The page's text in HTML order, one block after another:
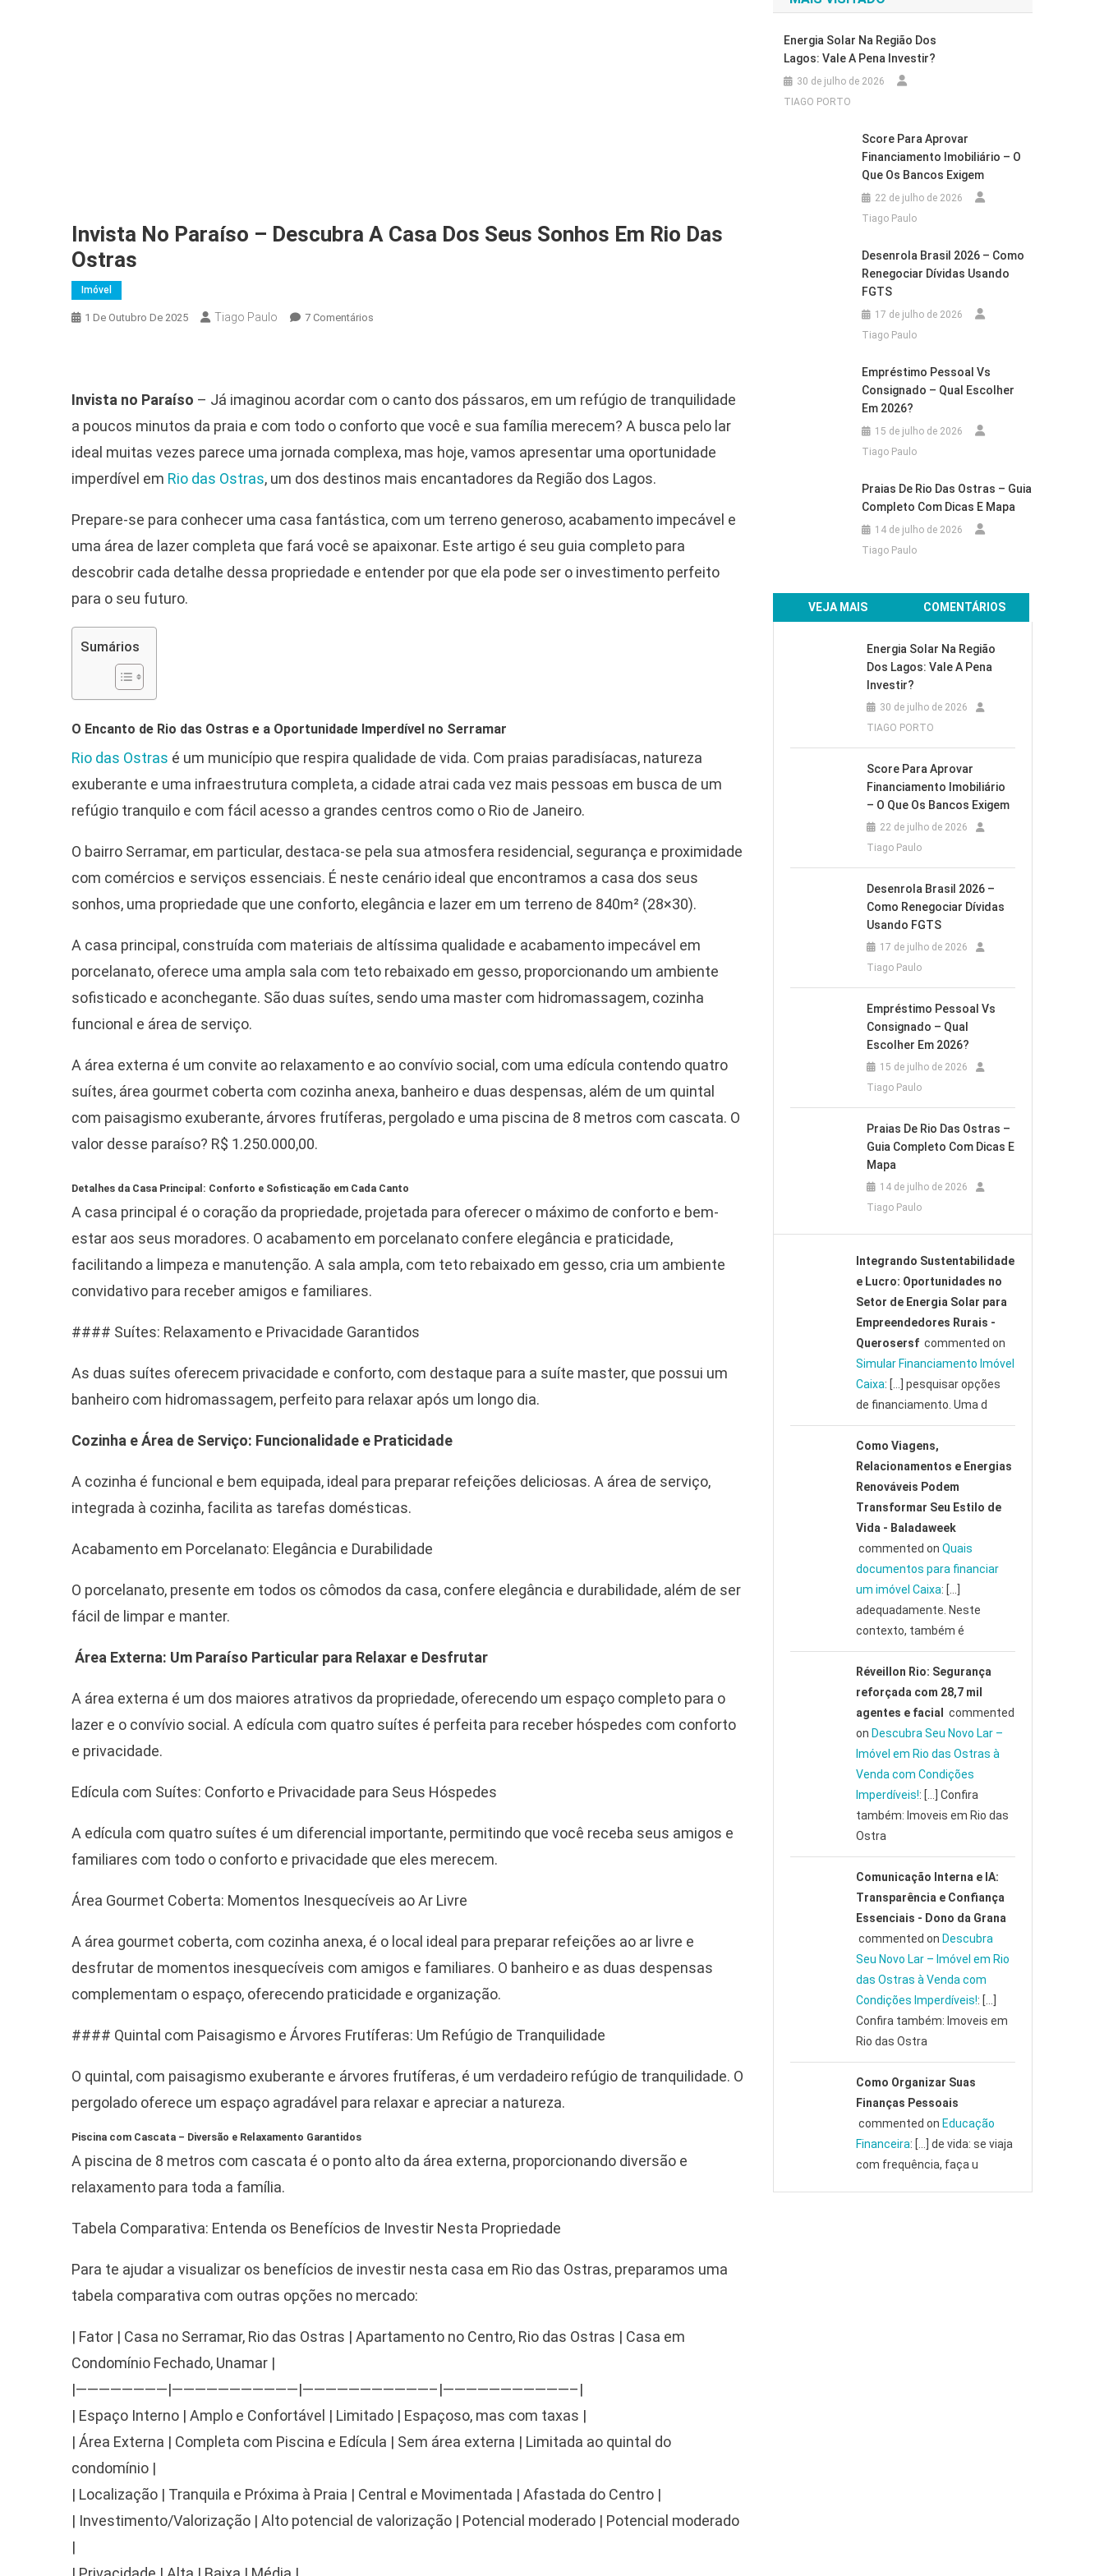
Invista No Paraíso – Descubra A Casa Dos Seus Sonhos Em Rio Das
Ostras
Imóvel
1 De Outubro De 2025 Tiago Paulo 7 Comentários
A
Casa
Seus
Em
Rio
Ostras
Invista no Paraíso – Já imaginou acordar com o canto dos pássaros, em um refúgio de tranquilidade
a poucos minutos da praia e com todo o conforto que você e sua família merecem? A busca pelo lar
ideal muitas vezes parece uma jornada complexa, mas hoje, vamos apresentar uma oportunidade
imperdível em Rio das Ostras, um dos destinos mais encantadores da Região dos Lagos.
Prepare-se para conhecer uma casa fantástica, com um terreno generoso, acabamento impecável e
uma área de lazer completa que fará você se apaixonar. Este artigo é seu guia completo para
descobrir cada detalhe dessa propriedade e entender por que ela pode ser o investimento perfeito
para o seu futuro.
Sumários
O Encanto de Rio das Ostras e a Oportunidade Imperdível no Serramar
Rio das Ostras é um município que respira qualidade de vida. Com praias paradisíacas, natureza
exuberante e uma infraestrutura completa, a cidade atrai cada vez mais pessoas em busca de um
refúgio tranquilo e com fácil acesso a grandes centros como o Rio de Janeiro.
O bairro Serramar, em particular, destaca-se pela sua atmosfera residencial, segurança e proximidade
com comércios e serviços essenciais. É neste cenário ideal que encontramos a casa dos seus
sonhos, uma propriedade que une conforto, elegância e lazer em um terreno de 840m² (28×30).
A casa principal, construída com materiais de altíssima qualidade e acabamento impecável em
porcelanato, oferece uma ampla sala com teto rebaixado em gesso, proporcionando um ambiente
sofisticado e aconchegante. São duas suítes, sendo uma master com hidromassagem, cozinha
funcional e área de serviço.
A área externa é um convite ao relaxamento e ao convívio social, com uma edícula contendo quatro
suítes, área gourmet coberta com cozinha anexa, banheiro e duas despensas, além de um quintal
com paisagismo exuberante, árvores frutíferas, pergolado e uma piscina de 8 metros com cascata. O
valor desse paraíso? R$ 1.250.000,00.
Detalhes da Casa Principal: Conforto e Sofisticação em Cada Canto
A casa principal é o coração da propriedade, projetada para oferecer o máximo de conforto e bem-
estar aos seus moradores. O acabamento em porcelanato confere elegância e praticidade,
facilitando a limpeza e manutenção. A sala ampla, com teto rebaixado em gesso, cria um ambiente
convidativo para receber amigos e familiares.
#### Suítes: Relaxamento e Privacidade Garantidos
As duas suítes oferecem privacidade e conforto, com destaque para a suíte master, que possui um
banheiro com hidromassagem, perfeito para relaxar após um longo dia.
Cozinha e Área de Serviço: Funcionalidade e Praticidade
A cozinha é funcional e bem equipada, ideal para preparar refeições deliciosas. A área de serviço,
integrada à cozinha, facilita as tarefas domésticas.
Acabamento em Porcelanato: Elegância e Durabilidade
O porcelanato, presente em todos os cômodos da casa, confere elegância e durabilidade, além de ser
fácil de limpar e manter.
Área Externa: Um Paraíso Particular para Relaxar e Desfrutar
A área externa é um dos maiores atrativos da propriedade, oferecendo um espaço completo para o
lazer e o convívio social. A edícula com quatro suítes é perfeita para receber hóspedes com conforto
e privacidade.
Edícula com Suítes: Conforto e Privacidade para Seus Hóspedes
A edícula com quatro suítes é um diferencial importante, permitindo que você receba seus amigos e
familiares com todo o conforto e privacidade que eles merecem.
Área Gourmet Coberta: Momentos Inesquecíveis ao Ar Livre
A área gourmet coberta, com cozinha anexa, é o local ideal para preparar refeições ao ar livre e
desfrutar de momentos inesquecíveis com amigos e familiares. O banheiro e as duas despensas
complementam o espaço, oferecendo praticidade e organização.
#### Quintal com Paisagismo e Árvores Frutíferas: Um Refúgio de Tranquilidade
O quintal, com paisagismo exuberante e árvores frutíferas, é um verdadeiro refúgio de tranquilidade. O
pergolado oferece um espaço agradável para relaxar e apreciar a natureza.
Piscina com Cascata – Diversão e Relaxamento Garantidos
A piscina de 8 metros com cascata é o ponto alto da área externa, proporcionando diversão e
relaxamento para toda a família.
Tabela Comparativa: Entenda os Benefícios de Investir Nesta Propriedade
Para te ajudar a visualizar os benefícios de investir nesta casa em Rio das Ostras, preparamos uma
tabela comparativa com outras opções no mercado:
| Fator | Casa no Serramar, Rio das Ostras | Apartamento no Centro, Rio das Ostras | Casa em
Condomínio Fechado, Unamar |
|————————|———————————|———————————–|———————————–|
| Espaço Interno | Amplo e Confortável | Limitado | Espaçoso, mas com taxas |
| Área Externa | Completa com Piscina e Edícula | Sem área externa | Limitada ao quintal do
condomínio |
| Localização | Tranquila e Próxima à Praia | Central e Movimentada | Afastada do Centro |
| Investimento/Valorização | Alto potencial de valorização | Potencial moderado | Potencial moderado
|
Energia Solar Na Região Dos
Lagos: Vale A Pena Investir?
30 de julho de 2026
TIAGO PORTO
Score Para Aprovar
Financiamento Imobiliário – O
Que Os Bancos Exigem
22 de julho de 2026
Tiago Paulo
Desenrola Brasil 2026 – Como
Renegociar Dívidas Usando
FGTS
17 de julho de 2026
Tiago Paulo
Empréstimo Pessoal Vs
Consignado – Qual Escolher
Em 2026?
15 de julho de 2026
Tiago Paulo
Praias De Rio Das Ostras – Guia
Completo Com Dicas E Mapa
14 de julho de 2026
Tiago Paulo
VEJA MAIS COMENTÁRIOS
Energia Solar Na Região
Dos Lagos: Vale A Pena
Investir?
30 de julho de 2026
TIAGO PORTO
Score Para Aprovar
Financiamento Imobiliário
– O Que Os Bancos Exigem
22 de julho de 2026
Tiago Paulo
Desenrola Brasil 2026 –
Como Renegociar Dívidas
Usando FGTS
17 de julho de 2026
Tiago Paulo
Empréstimo Pessoal Vs
Consignado – Qual
Escolher Em 2026?
15 de julho de 2026
Tiago Paulo
Praias De Rio Das Ostras –
Guia Completo Com Dicas E
Mapa
14 de julho de 2026
Tiago Paulo
Integrando Sustentabilidade
e Lucro: Oportunidades no
Setor de Energia Solar para
Empreendedores Rurais -
Querosersfcommented on
Simular Financiamento Imóvel
Caixa: […] pesquisar opções
de financiamento. Uma d
Como Viagens,
Relacionamentos e Energias
Renováveis Podem
Transformar Seu Estilo de
Vida - Baladaweek
commented on Quais
documentos para financiar
um imóvel Caixa: […]
adequadamente. Neste
contexto, também é
Réveillon Rio: Segurança
reforçada com 28,7 mil
agentes e facial
commented
on Descubra Seu Novo Lar –
Imóvel em Rio das Ostras à
Venda com Condições
Imperdíveis!: […] Confira
também: Imoveis em Rio das
Ostra
Comunicação Interna e IA:
Transparência e Confiança
Essenciais - Dono da Grana
commented on Descubra
Seu Novo Lar – Imóvel em Rio
das Ostras à Venda com
Condições Imperdíveis!: […]
Confira também: Imoveis em
Rio das Ostra
Como Organizar Suas
Finanças Pessoais
commented on Educação
Financeira: […] de vida: se viaja
com frequência, faça u